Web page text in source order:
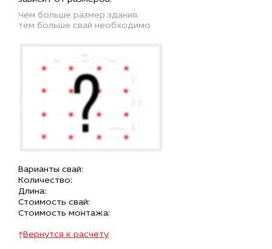
Чем больше размер здания,
тем больше свай необходимо
Варианты свай:
Количество:
Длина:
Стоимость свай:
Стоимость монтажа:
Вернутся к расчету